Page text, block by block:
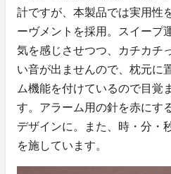
計ですが、本製品では実用性
ーヴメントを採用。スイープ
気を感じさせつつ、カチカチ
い音が出ませんので、枕元に
ム機能を付けているので目覚
す。アラーム用の針を赤にす
デザインに。また、時・分・
を施しています。